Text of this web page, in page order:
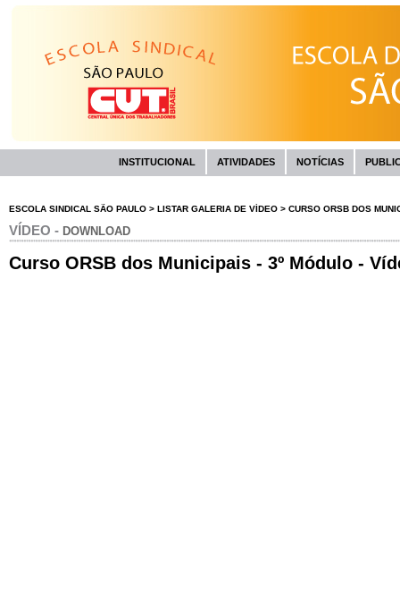
INSTITUCIONAL ATIVIDADES NOTÍCIAS
ESCOLA SINDICAL SÃO PAULO > LISTAR GALERIA DE VÍDEO > CURSO ORSB DOS
VÍDEO - DOWNLOAD
Curso ORSB dos Municipais - 3º Módulo -